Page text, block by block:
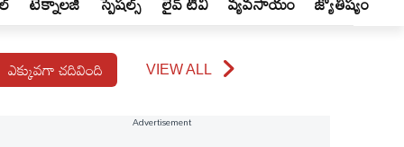
ఎక్కువగా చదివింది VIEW ALL
Advertisement